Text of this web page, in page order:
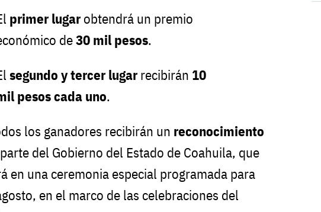
primer lugar obtendrá un premio
de30 mil pesos.
segundo y tercer lugar recibirán 10
pesos cada uno.
los ganadores recibirán un reconocimiento
del Gobierno del Estado de Coahuila, que
en una ceremonia especial programada para
en el marco de las celebraciones del